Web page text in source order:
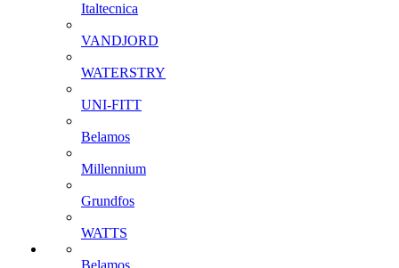
Italtecnica
VANDJORD
WATERSTRY
UNI-FITT
Belamos
Millennium
Grundfos
WATTS
Belamos